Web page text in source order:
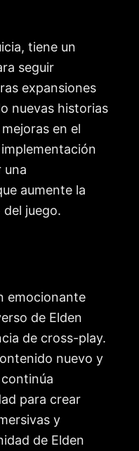
tiene un
seguir
expansiones
nuevas historias
en el
una
aumente la
juego.
emocionante
de Elden
de cross-play.
nuevo y
para crear
y
de Elden